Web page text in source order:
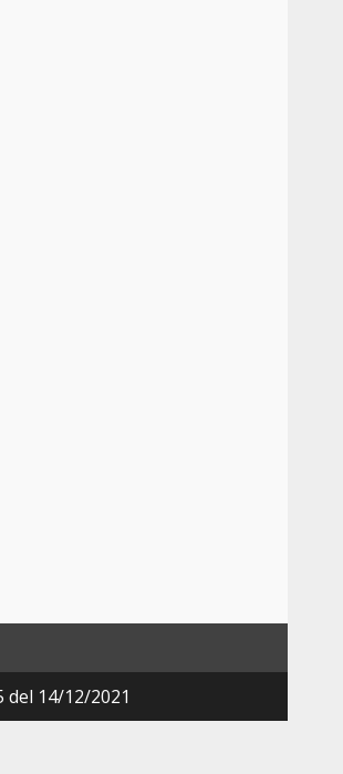
14/12/2021